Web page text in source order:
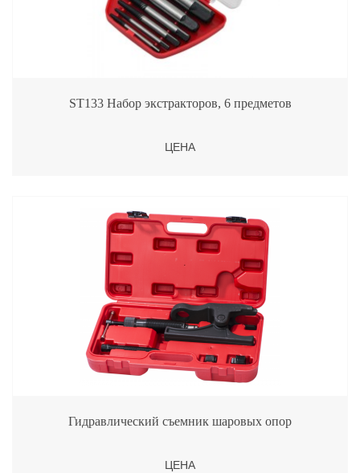
ST133 Набор экстракторов, 6 предметов
ЦЕНА
Гидравлический съемник шаровых опор
ЦЕНА